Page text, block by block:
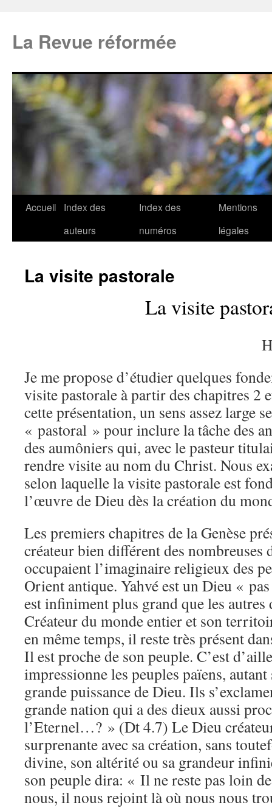
La Revue réformée
Accueil
Index des
auteurs
Index des
numéros
Mentions
légales
La visite pastorale
La visite
Je me propose d’étudier quelques
visite pastorale à partir des chapitres 2
cette présentation, un sens assez large
« pastoral » pour inclure la tâche des
des aumôniers qui, avec le pasteur
rendre visite au nom du Christ. Nous
selon laquelle la visite pastorale est
l’œuvre de Dieu dès la création du
Les premiers chapitres de la Genèse
créateur bien différent des
occupaient l’imaginaire religieux des
Orient antique. Yahvé est un Dieu «
est infiniment plus grand que les
Créateur du monde entier et son
en même temps, il reste très présent
Il est proche de son peuple. C’est
impressionne les peuples païens,
grande puissance de Dieu. Ils
grande nation qui a des dieux aussi
l’Eternel…? » (Dt 4.7) Le Dieu
surprenante avec sa création, sans
divine, son altérité ou sa grandeur
son peuple dira: « Il ne reste pas loin
nous, il nous rejoint là où nous nous